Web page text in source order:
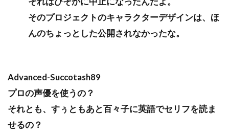
そのプロジェクトのキャラクターデザインは、ほ
んのちょっとした公開されなかったな。
Advanced-Succotash89
プロの声優を使うの？
それとも、すぅともあと百々子に英語でセリフを読ま
せるの？